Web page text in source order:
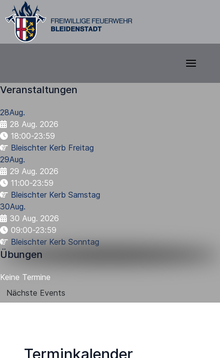
Veranstaltungen
28Aug.
28 Aug. 2026
18:00-23:59
Bleischter Kerb Freitag
29Aug.
29 Aug. 2026
11:00-23:59
Bleischter Kerb Samstag
30Aug.
30 Aug. 2026
09:00-23:59
Bleischter Kerb Sonntag
Übungen
Keine Termine
Nächste Events
Terminkalender